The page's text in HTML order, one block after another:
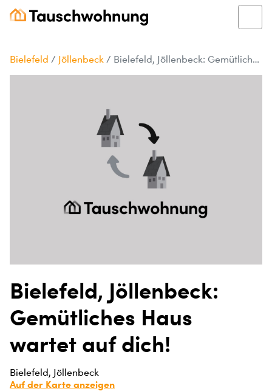
Bielefeld / Jöllenbeck / Bielefeld, Jöllenbeck: Gemütliches Haus wartet auf dich!
Bielefeld, Jöllenbeck:
Gemütliches Haus
wartet auf dich!
Bielefeld, Jöllenbeck
Auf der Karte anzeigen